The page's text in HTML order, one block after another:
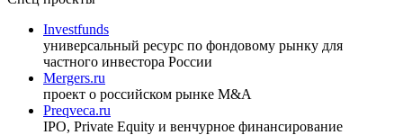
Investfunds
универсальный ресурс по фондовому рынку для
частного инвестора России
Mergers.ru
проект о российском рынке M&A
Preqveca.ru
IPO, Private Equity и венчурное финансирование